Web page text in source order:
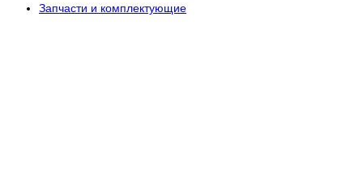
Запчасти и комплектующие